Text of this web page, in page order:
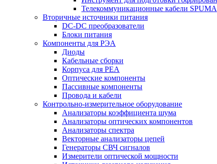
Телекоммуникационные кабели SPUMA
Вторичные источники питания
DC-DC преобразователи
Блоки питания
Компоненты для РЭА
Диоды
Кабельные сборки
Корпуса для РЕА
Оптические компоненты
Пассивные компоненты
Провода и кабели
Контрольно-измерительное оборудование
Анализаторы коэффициента шума
Анализаторы оптических компонентов
Анализаторы спектра
Векторные анализаторы цепей
Генераторы СВЧ сигналов
Измерители оптической мощности